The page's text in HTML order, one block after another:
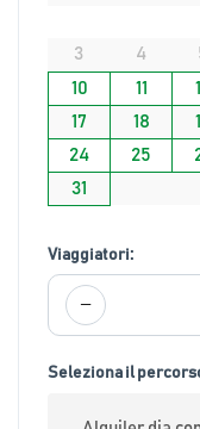
3
4
10
11
17
18
24
25
31
Viaggiatori:
−
Seleziona il